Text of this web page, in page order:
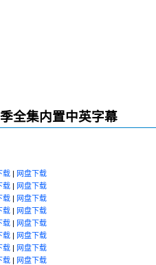
全集内置中英字幕
载 | 网盘下载
载 | 网盘下载
载 | 网盘下载
载 | 网盘下载
载 | 网盘下载
载 | 网盘下载
载 | 网盘下载
载 | 网盘下载